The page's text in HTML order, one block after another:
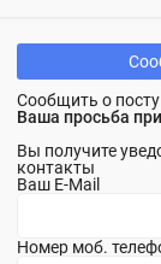
Сообщить о
Ваша просьба
Вы получите
контакты
Ваш E-Mail
Номер моб.